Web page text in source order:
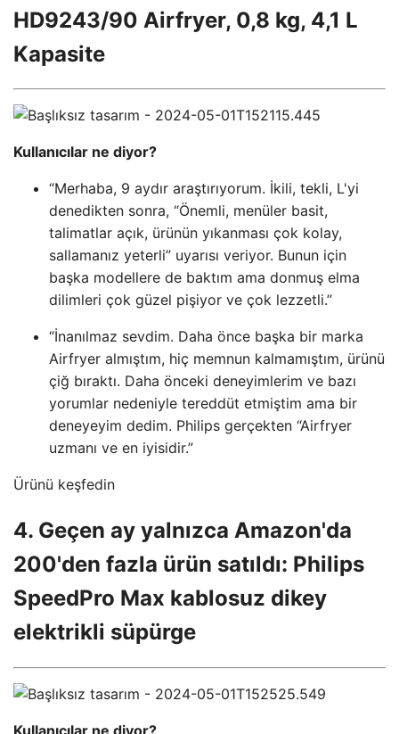
HD9243/90 Airfryer, 0,8 kg, 4,1 L
Kapasite
Kullanıcılar ne diyor?
“Merhaba, 9 aydır araştırıyorum. İkili, tekli, L'yi
denedikten sonra, “Önemli, menüler basit,
talimatlar açık, ürünün yıkanması çok kolay,
sallamanız yeterli” uyarısı veriyor. Bunun için
başka modellere de baktım ama donmuş elma
dilimleri çok güzel pişiyor ve çok lezzetli.”
“İnanılmaz sevdim. Daha önce başka bir marka
Airfryer almıştım, hiç memnun kalmamıştım, ürünü
çiğ bıraktı. Daha önceki deneyimlerim ve bazı
yorumlar nedeniyle tereddüt etmiştim ama bir
deneyeyim dedim. Philips gerçekten “Airfryer
uzmanı ve en iyisidir.”
Ürünü keşfedin
4. Geçen ay yalnızca Amazon'da
200'den fazla ürün satıldı: Philips
SpeedPro Max kablosuz dikey
elektrikli süpürge